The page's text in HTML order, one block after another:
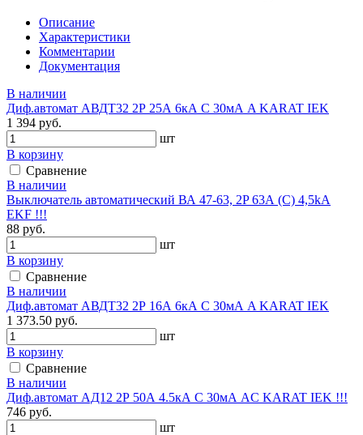
Описание
Характеристики
Комментарии
Документация
В наличии
Диф.автомат АВДТ32 2Р 25А 6кА С 30мА A KARAT IEK
1 394 руб.
шт
В корзину
Сравнение
В наличии
Выключатель автоматический ВА 47-63, 2P 63А (C) 4,5kA
EKF !!!
88 руб.
шт
В корзину
Сравнение
В наличии
Диф.автомат АВДТ32 2Р 16А 6кА С 30мА A KARAT IEK
1 373.50 руб.
шт
В корзину
Сравнение
В наличии
Диф.автомат АД12 2Р 50А 4.5кА C 30мА AC KARAT IEK !!!
746 руб.
шт